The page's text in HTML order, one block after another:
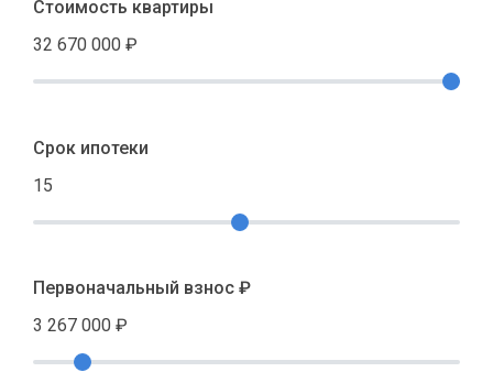
Стоимость квартиры
32 670 000 ₽
Срок ипотеки
15
Первоначальный взнос ₽
3 267 000 ₽